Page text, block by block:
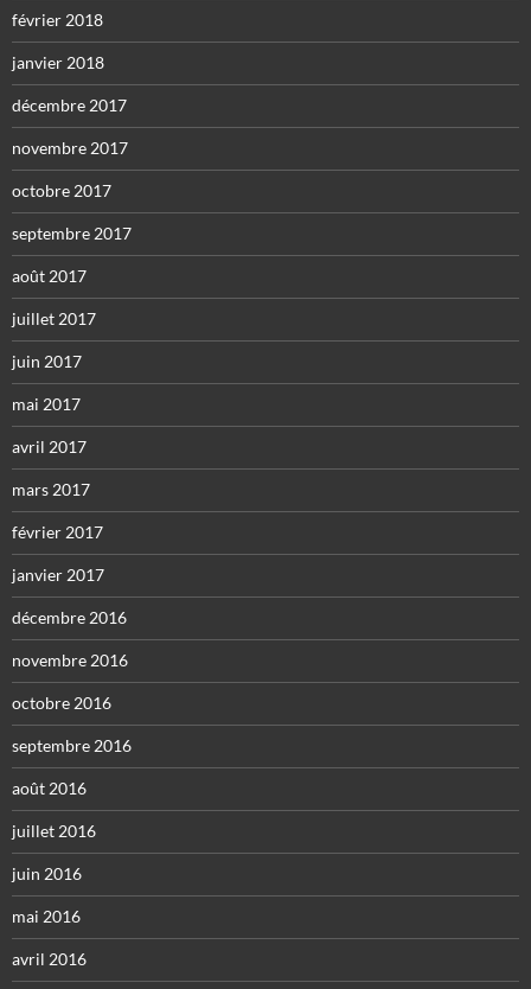
février 2018
janvier 2018
décembre 2017
novembre 2017
octobre 2017
septembre 2017
août 2017
juillet 2017
juin 2017
mai 2017
avril 2017
mars 2017
février 2017
janvier 2017
décembre 2016
novembre 2016
octobre 2016
septembre 2016
août 2016
juillet 2016
juin 2016
mai 2016
avril 2016